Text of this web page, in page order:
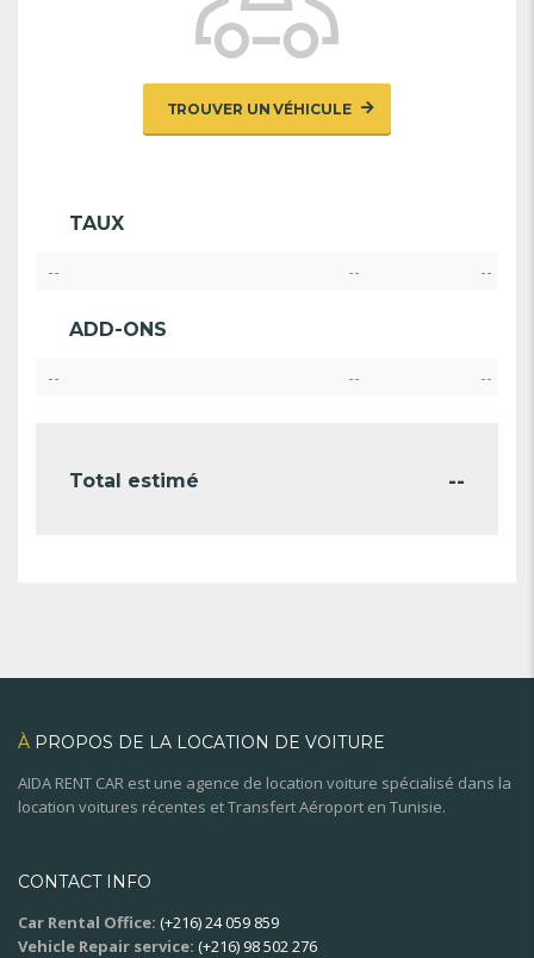
TROUVER UN VÉHICULE
TAUX
-- -- --
ADD-ONS
-- -- --
Total estimé --
À PROPOS DE LA LOCATION DE VOITURE
AIDA RENT CAR est une agence de location voiture spécialisé dans la
location voitures récentes et Transfert Aéroport en Tunisie.
CONTACT INFO
Car Rental Office: (+216) 24 059 859
Vehicle Repair service: (+216) 98 502 276